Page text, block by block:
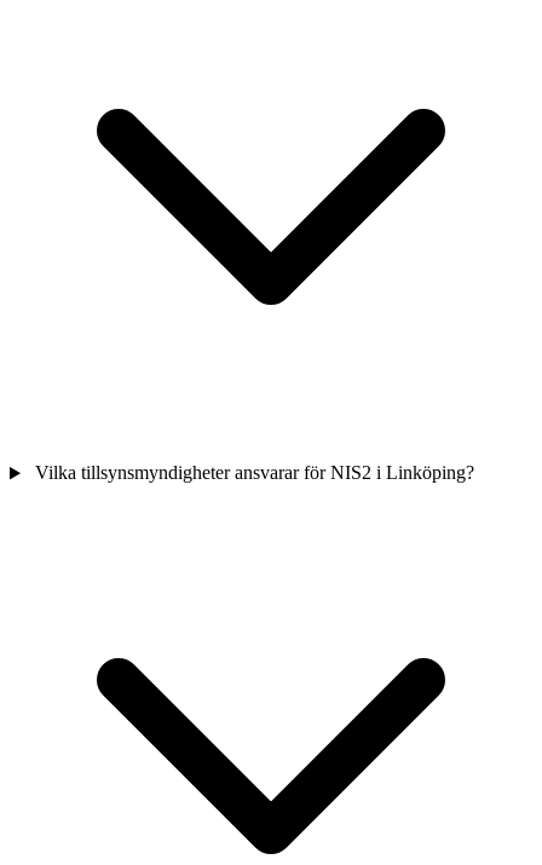
Vilka tillsynsmyndigheter ansvarar för NIS2 i Linköping?